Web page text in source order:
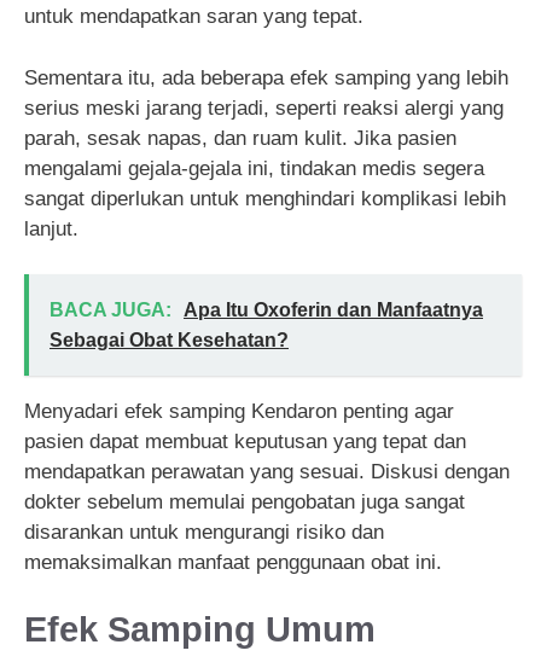
untuk mendapatkan saran yang tepat.
Sementara itu, ada beberapa efek samping yang lebih
serius meski jarang terjadi, seperti reaksi alergi yang
parah, sesak napas, dan ruam kulit. Jika pasien
mengalami gejala-gejala ini, tindakan medis segera
sangat diperlukan untuk menghindari komplikasi lebih
lanjut.
BACA JUGA:
Apa Itu Oxoferin dan Manfaatnya
Sebagai Obat Kesehatan?
Menyadari efek samping Kendaron penting agar
pasien dapat membuat keputusan yang tepat dan
mendapatkan perawatan yang sesuai. Diskusi dengan
dokter sebelum memulai pengobatan juga sangat
disarankan untuk mengurangi risiko dan
memaksimalkan manfaat penggunaan obat ini.
Efek Samping Umum